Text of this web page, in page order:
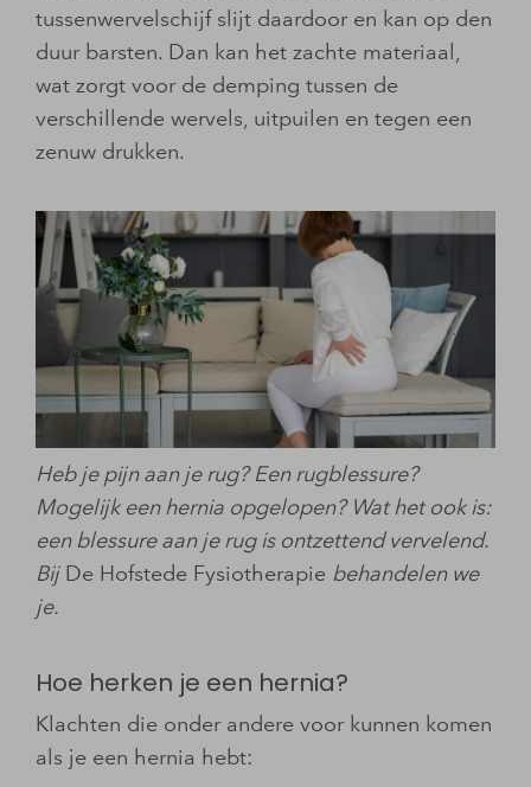
tussenwervelschijf slijt daardoor en kan op den
duur barsten. Dan kan het zachte materiaal,
wat zorgt voor de demping tussen de
verschillende wervels, uitpuilen en tegen een
zenuw drukken.
Heb je pijn aan je rug? Een rugblessure?
Mogelijk een hernia opgelopen? Wat het ook is:
een blessure aan je rug is ontzettend vervelend.
BijDe Hofstede Fysiotherapie behandelen we
je.
Hoe herken je een hernia?
Klachten die onder andere voor kunnen komen
als je een hernia hebt: